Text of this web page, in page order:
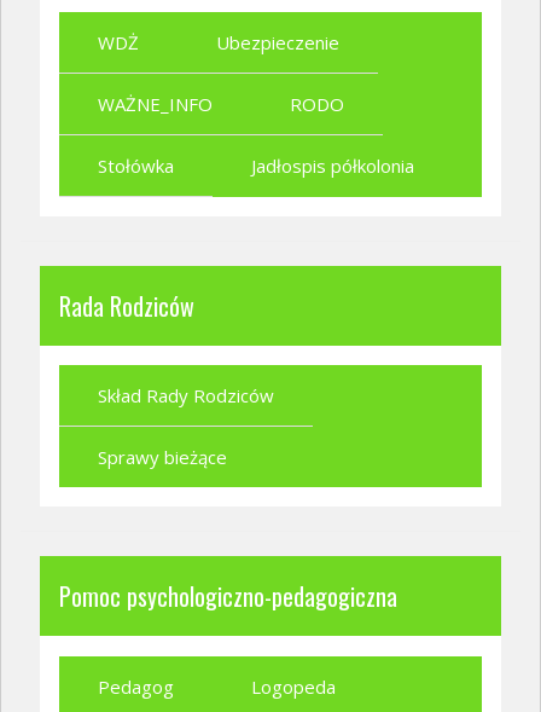
WDŻ Ubezpieczenie
WAŻNE_INFO RODO
Stołówka Jadłospis półkolonia
Rada Rodziców
Skład Rady Rodziców
Sprawy bieżące
Pomoc psychologiczno-pedagogiczna
Pedagog Logopeda